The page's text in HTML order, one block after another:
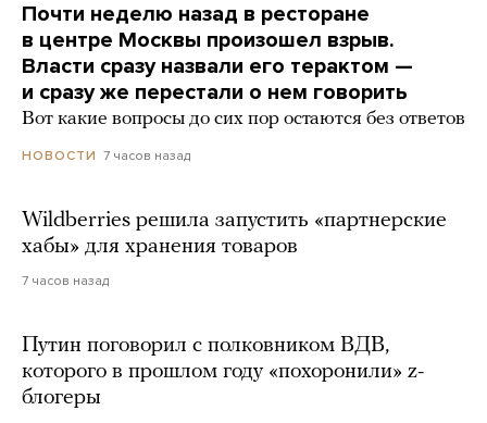
Почти неделю назад в ресторане
в центре Москвы произошел взрыв.
Власти сразу назвали его терактом —
и сразу же перестали о нем говорить
Вот какие вопросы до сих пор остаются без ответов
НОВОСТИ 7 часов назад
Wildberries решила запустить «партнерские
хабы» для хранения товаров
7 часов назад
Путин поговорил с полковником ВДВ,
которого в прошлом году «похоронили» z-
блогеры